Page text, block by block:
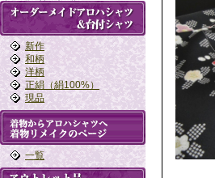
新作
和柄
洋柄
正絹（絹100%）
現品
一覧